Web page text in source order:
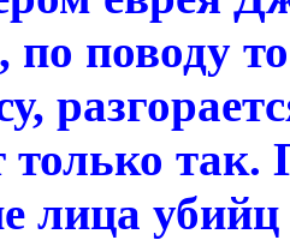
поводу
только так.
лица